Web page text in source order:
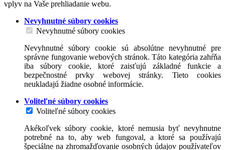
vplyv na Vaše prehliadanie webu.
Nevyhnutné súbory cookies
Nevyhnutné súbory cookies
Nevyhnutné súbory cookie sú absolútne nevyhnutné pre
správne fungovanie webových stránok. Táto kategória zahŕňa
iba súbory cookie, ktoré zaisťujú základné funkcie a
bezpečnostné prvky webovej stránky. Tieto cookies
neukladajú žiadne osobné informácie.
Voliteľné súbory cookies
Voliteľné súbory cookies
Akékoľvek súbory cookie, ktoré nemusia byť nevyhnutne
potrebné na to, aby web fungoval, a ktoré sa používajú
špeciálne na zhromažďovanie osobných údajov používateľov